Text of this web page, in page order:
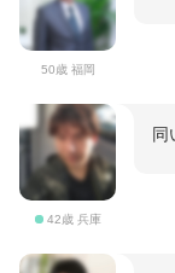
50歳 福岡
42歳 兵庫
同